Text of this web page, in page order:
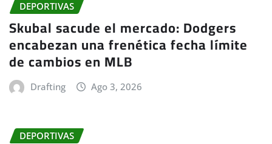
DEPORTIVAS
Skubal sacude el mercado: Dodgers
encabezan una frenética fecha límite
de cambios en MLB
Drafting Ago 3, 2026
DEPORTIVAS